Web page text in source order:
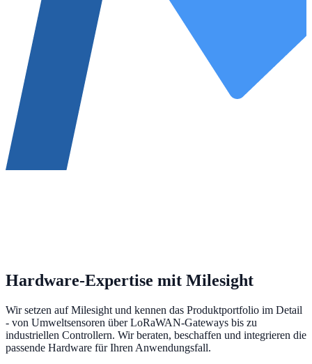
Hardware-Expertise mit Milesight
Wir setzen auf Milesight und kennen das Produktportfolio im Detail
- von Umweltsensoren über LoRaWAN-Gateways bis zu
industriellen Controllern. Wir beraten, beschaffen und integrieren die
passende Hardware für Ihren Anwendungsfall.